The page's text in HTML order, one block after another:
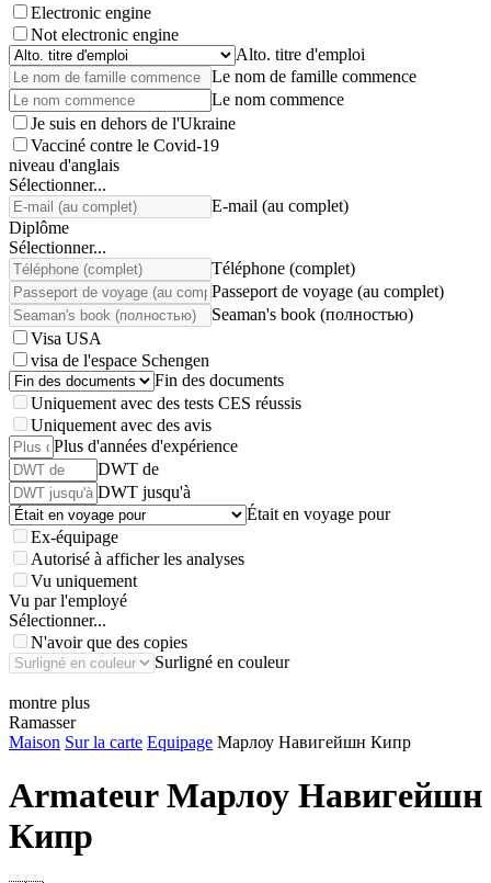
Electronic engine
Not electronic engine
Alto. titre d'emploi
Le nom de famille commence
Le nom commence
Je suis en dehors de l'Ukraine
Vacciné contre le Covid-19
niveau d'anglais
Sélectionner...
E-mail (au complet)
Diplôme
Sélectionner...
Téléphone (complet)
Passeport de voyage (au complet)
Seaman's book (полностью)
Visa USA
visa de l'espace Schengen
Fin des documents
Uniquement avec des tests CES réussis
Uniquement avec des avis
Plus d'années d'expérience
DWT de
DWT jusqu'à
Était en voyage pour
Ex-équipage
Autorisé à afficher les analyses
Vu uniquement
Vu par l'employé
Sélectionner...
N'avoir que des copies
Surligné en couleur
montre plus
Ramasser
Maison Sur la carte Equipage Марлоу Навигейшн Кипр
ArmateurМарлоу Навигейшн
Кипр